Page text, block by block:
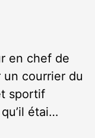
en chef de
courrier du
sportif
étai…